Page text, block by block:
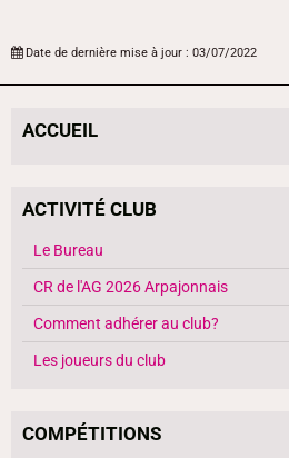
Date de dernière mise à jour : 03/07/2022
ACCUEIL
ACTIVITÉ CLUB
Le Bureau
CR de l'AG 2026 Arpajonnais
Comment adhérer au club?
Les joueurs du club
COMPÉTITIONS